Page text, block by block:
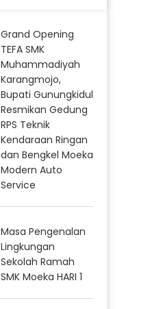
Grand Opening
TEFA SMK
Muhammadiyah
Karangmojo,
Bupati Gunungkidul
Resmikan Gedung
RPS Teknik
Kendaraan Ringan
dan Bengkel Moeka
Modern Auto
Service
Masa Pengenalan
Lingkungan
Sekolah Ramah
SMK Moeka HARI 1